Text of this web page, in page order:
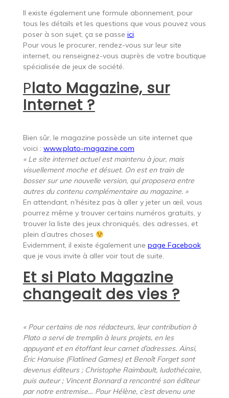
Il existe également une formule abonnement, pour
tous les détails et les questions que vous pouvez vous
poser à son sujet, ça se passe ici.
Pour vous le procurer, rendez-vous sur leur site
internet, ou renseignez-vous auprès de votre boutique
spécialisée de jeux de société.
Plato Magazine, sur
Internet ?
Bien sûr, le magazine possède un site internet que
voici : www.plato-magazine.com
« Le site internet actuel est maintenu à jour, mais
visuellement moche et désuet. On est en train de
bosser sur une nouvelle version, qui proposera entre
autres du contenu complémentaire au magazine. »
En attendant, n’hésitez pas à aller y jeter un œil, vous
pourrez même y trouver certains numéros gratuits, y
trouver la liste des jeux chroniqués, des adresses, et
plein d’autres choses
Evidemment, il existe également une page Facebook
que je vous invite à aller voir tout de suite.
Et si Plato Magazine
changeait des vies ?
« Pour certains de nos rédacteurs, leur contribution à
Plato a servi de tremplin à leurs projets, en les
appuyant et en étoffant leur carnet d’adresses. Ainsi,
Éric Hanuise (Flatlined Games) et Benoît Forget sont
devenus éditeurs ; Christophe Raimbault, ludothécaire,
puis auteur ; Vincent Bonnard a rencontré son éditeur
par notre entremise… Pour Hélène, c’est devenu une